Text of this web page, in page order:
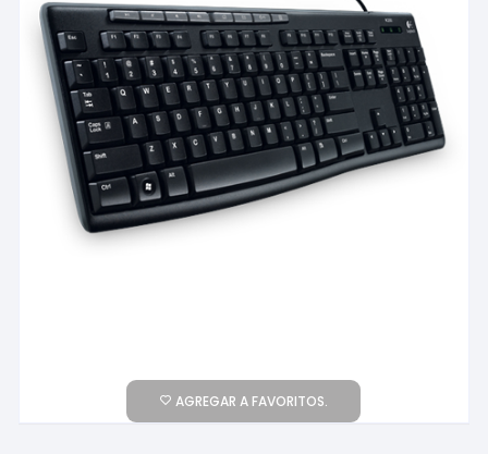
AGREGAR A FAVORITOS.